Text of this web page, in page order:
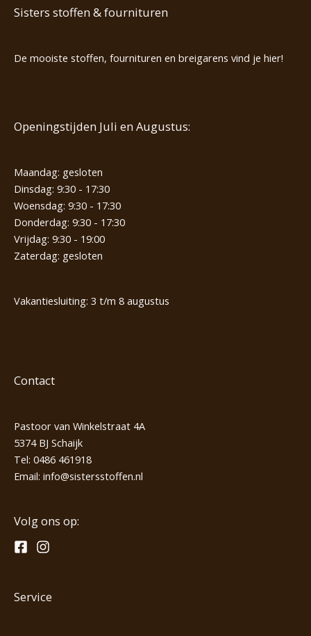
Sisters stoffen & fournituren
De mooiste stoffen, fournituren en breigarens vind je hier!
Openingstijden Juli en Augustus:
Maandag: gesloten
Dinsdag: 9:30 - 17:30
Woensdag: 9:30 - 17:30
Donderdag: 9:30 - 17:30
Vrijdag: 9:30 - 19:00
Zaterdag: gesloten
Vakantiesluiting: 3 t/m 8 augustus
Contact
Pastoor van Winkelstraat 4A
5374 BJ Schaijk
Tel: 0486 461918
Email: info@sistersstoffen.nl
Volg ons op:
Service